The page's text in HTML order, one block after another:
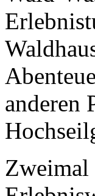
anderen
Zweimal